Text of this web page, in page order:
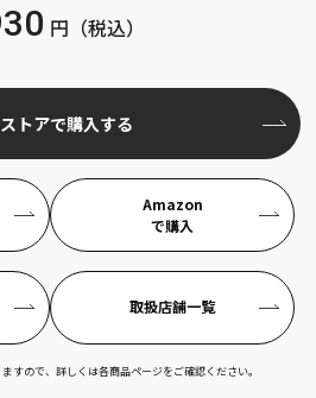
円（税込）
トアで購入する
Amazon
で購入
取扱店舗一覧​
すので、詳しくは各商品ページをご確認ください。​